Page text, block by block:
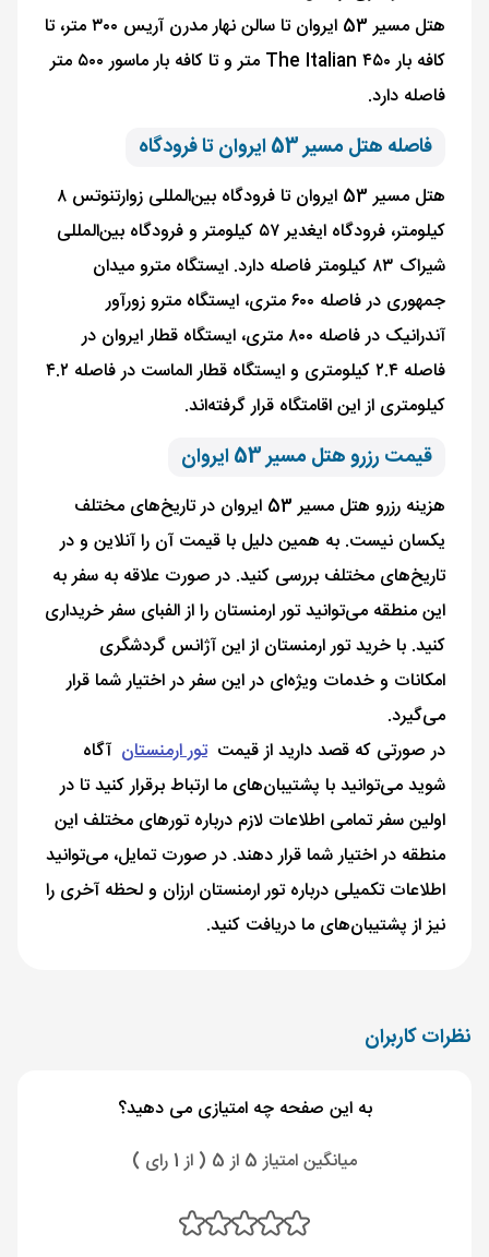
هتل مسیر 53 ایروان تا سالن نهار مدرن آریس ۳۰۰ متر، تا
کافه بار The Italian ۴۵۰ متر و تا کافه بار ماسور ۵۰۰ متر
فاصله دارد.
فاصله هتل مسیر 53 ایروان تا فرودگاه
هتل مسیر 53 ایروان تا فرودگاه بین‌المللی زوارتنوتس ۸
کیلومتر، فرودگاه ایغدیر ۵۷ کیلومتر و فرودگاه بین‌المللی
شیراک ۸۳ کیلومتر فاصله دارد. ایستگاه مترو میدان
جمهوری در فاصله ۶۰۰ متری، ایستگاه مترو زورآور
آندرانیک در فاصله ۸۰۰ متری، ایستگاه قطار ایروان در
فاصله ۲.۴ کیلومتری و ایستگاه قطار الماست در فاصله ۴.۲
کیلومتری از این اقامتگاه قرار گرفته‌اند.
قیمت رزرو هتل مسیر 53 ایروان
هزینه رزرو هتل مسیر 53 ایروان در تاریخ‌های مختلف
یکسان نیست. به همین دلیل با قیمت آن را آنلاین و در
تاریخ‌های مختلف بررسی کنید. در صورت علاقه به سفر به
این منطقه می‌توانید تور ارمنستان را از الفبای سفر خریداری
کنید. با خرید تور ارمنستان از این آژانس گردشگری
امکانات و خدمات ویژه‌ای در این سفر در اختیار شما قرار
می‌گیرد.
در صورتی که قصد دارید از قیمت تور ارمنستان آگاه
شوید می‌توانید با پشتیبان‌های ما ارتباط برقرار کنید تا در
اولین سفر تمامی اطلاعات لازم درباره تورهای مختلف این
منطقه در اختیار شما قرار دهند. در صورت تمایل، می‌توانید
اطلاعات تکمیلی درباره تور ارمنستان ارزان و لحظه آخری را
نیز از پشتیبان‌های ما دریافت کنید.
نظرات کاربران
به این صفحه چه امتیازی می دهید؟
میانگین امتیاز 5 از 5 ( از 1 رای )